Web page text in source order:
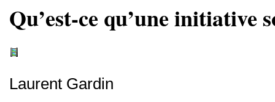
Qu’est-ce qu’une initiative
Laurent Gardin